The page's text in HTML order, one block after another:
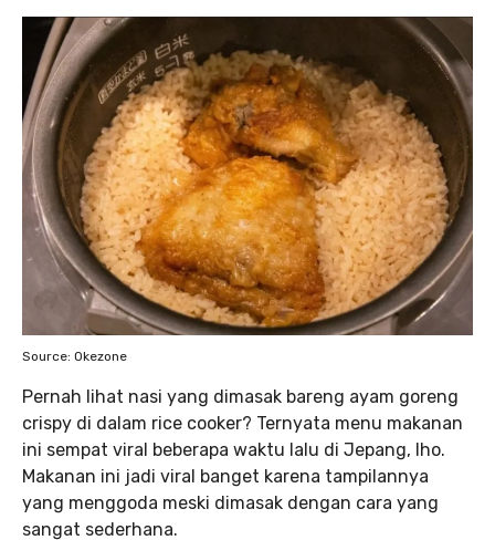
Source: Okezone
Pernah lihat nasi yang dimasak bareng ayam goreng
crispy di dalam rice cooker? Ternyata menu makanan
ini sempat viral beberapa waktu lalu di Jepang, lho.
Makanan ini jadi viral banget karena tampilannya
yang menggoda meski dimasak dengan cara yang
sangat sederhana.